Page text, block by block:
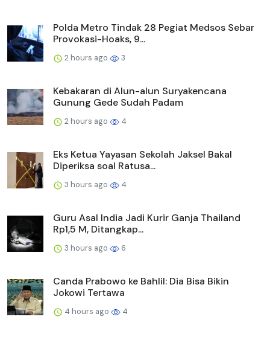
Polda Metro Tindak 28 Pegiat Medsos Sebar
Provokasi-Hoaks, 9...
2 hours ago 3
Kebakaran di Alun-alun Suryakencana
Gunung Gede Sudah Padam
2 hours ago 4
Eks Ketua Yayasan Sekolah Jaksel Bakal
Diperiksa soal Ratusa...
3 hours ago 4
Guru Asal India Jadi Kurir Ganja Thailand
Rp1,5 M, Ditangkap...
3 hours ago 6
Canda Prabowo ke Bahlil: Dia Bisa Bikin
Jokowi Tertawa
4 hours ago 4